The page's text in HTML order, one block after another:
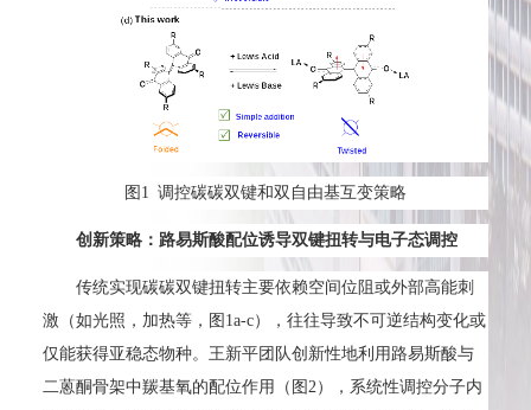
图1 调控碳碳双键和双自由基互变策略
创新策略：路易斯酸配位诱导双键扭转与电子态调控
传统实现碳碳双键扭转主要依赖空间位阻或外部高能刺
激（如光照，加热等，图1a-c），往往导致不可逆结构变化或
仅能获得亚稳态物种。王新平团队创新性地利用路易斯酸与
二蒽酮骨架中羰基氧的配位作用（图2），系统性调控分子内